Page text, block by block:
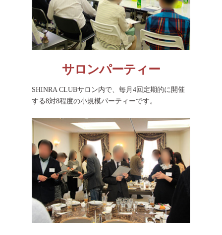
サロンパーティー
SHINRA CLUBサロン内で、毎月4回定期的に開催
する8対8程度の小規模パーティーです。